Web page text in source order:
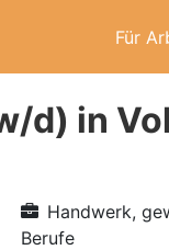
Für
d) in
Handwerk,
Berufe